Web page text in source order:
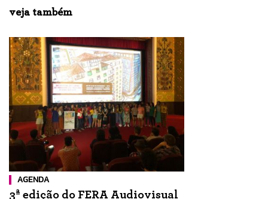
veja também
AGENDA
3ª edição do FERA Audiovisual